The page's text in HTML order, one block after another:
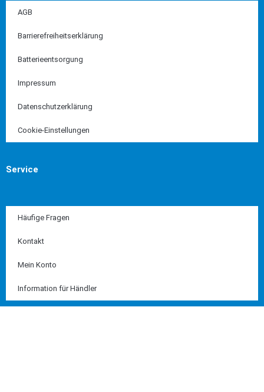
AGB
Barrierefreiheitserklärung
Batterieentsorgung
Impressum
Datenschutzerklärung
Cookie-Einstellungen
Service
Häufige Fragen
Kontakt
Mein Konto
Information für Händler